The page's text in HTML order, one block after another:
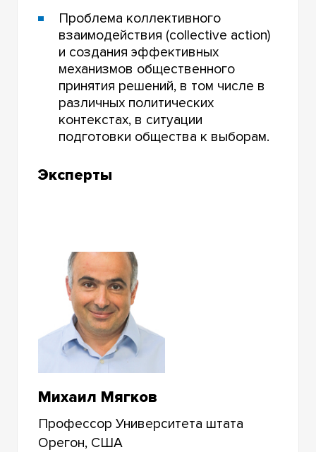
Проблема коллективного
взаимодействия (collective action)
и создания эффективных
механизмов общественного
принятия решений, в том числе в
различных политических
контекстах, в ситуации
подготовки общества к выборам.
Эксперты
Михаил Мягков
Профессор Университета штата
Орегон, США